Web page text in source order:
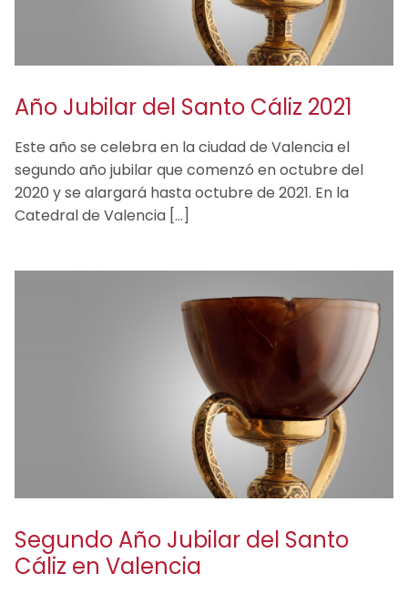
Año Jubilar del Santo Cáliz 2021
Este año se celebra en la ciudad de Valencia el
segundo año jubilar que comenzó en octubre del
2020 y se alargará hasta octubre de 2021. En la
Catedral de Valencia […]
Segundo Año Jubilar del Santo
Cáliz en Valencia